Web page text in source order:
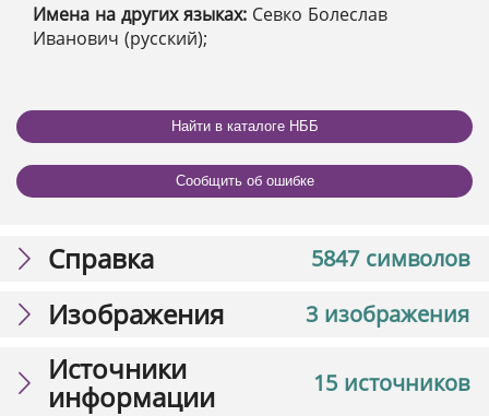
Имена на других языках: Севко Болеслав
Иванович (русский);
Найти в каталоге НББ
Сообщить об ошибке
5847 символов
Справка
3 изображения
Изображения
15 источников
Источники
информации